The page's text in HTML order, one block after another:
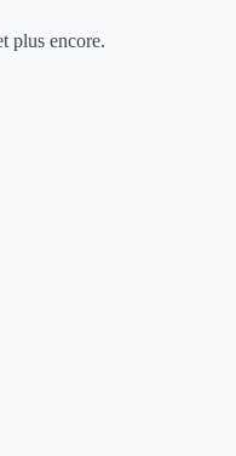
plus encore.